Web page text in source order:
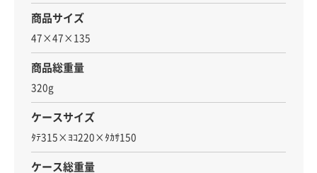
商品サイズ
47×47×135
商品総重量
320g
ケースサイズ
ﾀﾃ315×ﾖｺ220×ﾀｶｻ150
ケース総重量